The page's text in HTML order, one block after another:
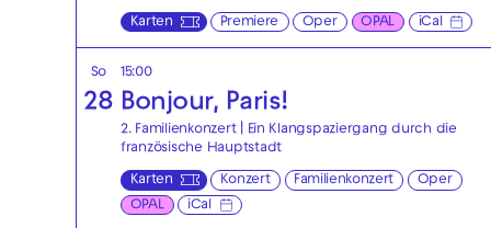
Karten Premiere Oper OPAL iCal
So
28
15:00
Bonjour, Paris!
2. Familienkonzert | Ein Klangspaziergang durch die
französische Hauptstadt
Karten Konzert Familienkonzert
Oper
OPAL
iCal